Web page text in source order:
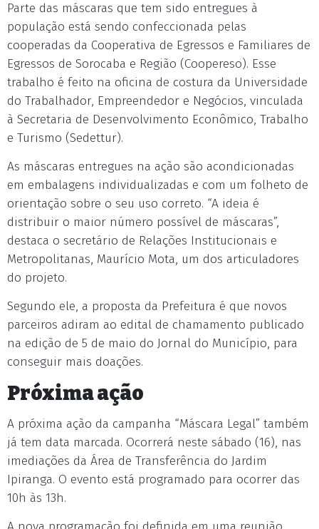
Parte das máscaras que tem sido entregues à
população está sendo confeccionada pelas
cooperadas da Cooperativa de Egressos e Familiares de
Egressos de Sorocaba e Região (Coopereso). Esse
trabalho é feito na oficina de costura da Universidade
do Trabalhador, Empreendedor e Negócios, vinculada
à Secretaria de Desenvolvimento Econômico, Trabalho
e Turismo (Sedettur).
As máscaras entregues na ação são acondicionadas
em embalagens individualizadas e com um folheto de
orientação sobre o seu uso correto. “A ideia é
distribuir o maior número possível de máscaras”,
destaca o secretário de Relações Institucionais e
Metropolitanas, Maurício Mota, um dos articuladores
do projeto.
Segundo ele, a proposta da Prefeitura é que novos
parceiros adiram ao edital de chamamento publicado
na edição de 5 de maio do Jornal do Município, para
conseguir mais doações.
Próxima ação
A próxima ação da campanha “Máscara Legal” também
já tem data marcada. Ocorrerá neste sábado (16), nas
imediações da Área de Transferência do Jardim
Ipiranga. O evento está programado para ocorrer das
10h às 13h.